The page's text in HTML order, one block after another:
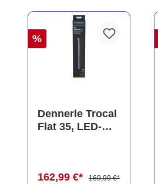
%
Dennerle Trocal
Flat 35, LED-
162,99 €*
169,99 €*